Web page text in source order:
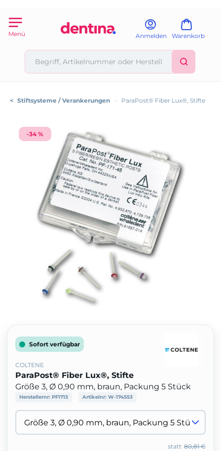
Menü Anmelden Warenkorb
< Stiftsysteme / Verankerungen > ParaPost® Fiber Lux®, Stifte
-34 %
Sofort verfügbar
COLTENE
ParaPost® Fiber Lux®, Stifte
Größe 3, Ø 0,90 mm, braun, Packung 5 Stück
Herstellernr: PF1713 Artikelnr: W-174553
80,81 €
statt